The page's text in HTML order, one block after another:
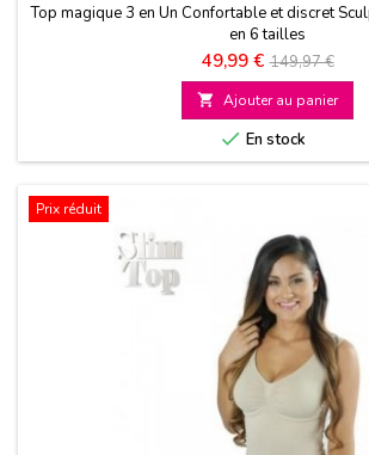
Top magique 3 en Un Confortable et discret
en 6 tailles
Prix
49,99 € Prix
de
base
149,97 €
 Ajouter au panier
 En stock
Prix réduit